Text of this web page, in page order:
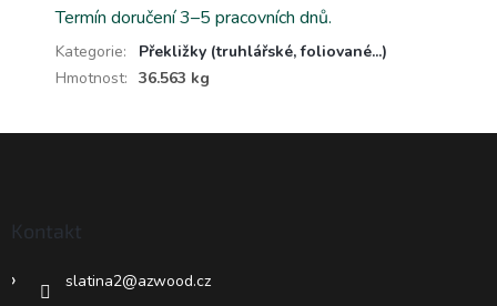
Termín doručení 3–5 pracovních dnů.
Kategorie:
Překližky (truhlářské, foliované...)
Hmotnost: 36.563 kg
Kontakt
slatina2@azwood.cz